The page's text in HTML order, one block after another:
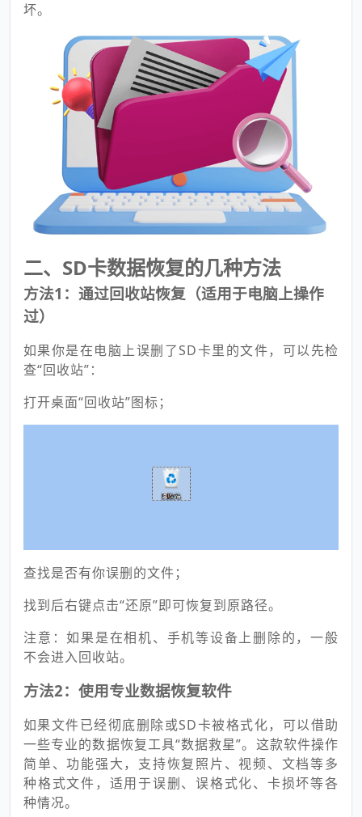
坏。
二、SD卡数据恢复的几种方法
方法1：通过回收站恢复（适用于电脑上操作
过）
如果你是在电脑上误删了SD卡里的文件，可以先检
查“回收站”：
打开桌面“回收站”图标；
查找是否有你误删的文件；
找到后右键点击“还原”即可恢复到原路径。
注意：如果是在相机、手机等设备上删除的，一般
不会进入回收站。
方法2：使用专业数据恢复软件
如果文件已经彻底删除或SD卡被格式化，可以借助
一些专业的数据恢复工具“数据救星”。这款软件操作
简单、功能强大，支持恢复照片、视频、文档等多
种格式文件，适用于误删、误格式化、卡损坏等各
种情况。